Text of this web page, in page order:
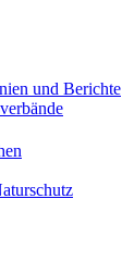
und Berichte